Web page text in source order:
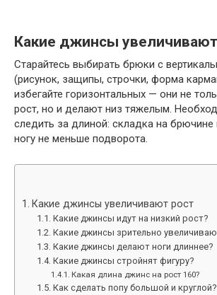
Какие джинсы
Старайтесь выбирать брюки с
(рисунок, защипы, строчки, форма
избегайте горизонтальных — они не
рост, но и делают низ тяжелым.
следить за длиной: складка на
ногу не меньше подворота.
Какие джинсы увеличивают рост
Какие джинсы идут на низкий рост?
Какие джинсы зрительно
Какие джинсы делают ноги длиннее?
Какие джинсы стройнят фигуру?
Какая длина джинс на рост 160?
Как сделать попу большой и круглой?